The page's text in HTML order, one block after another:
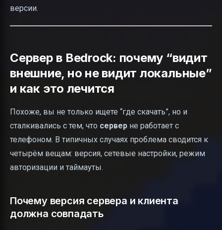
версии.
Сервер в Bedrock: почему “видит
внешние, но не видит локальные”
и как это лечится
Похоже, вы не только ищете “где скачать”, но и
сталкивались с тем, что сервер не работает с
телефоном. В типичных случаях проблема сводится к
четырём вещам: версия, сетевые настройки, режим
авторизации и таймауты.
Почему версия сервера и клиента
должна совпадать